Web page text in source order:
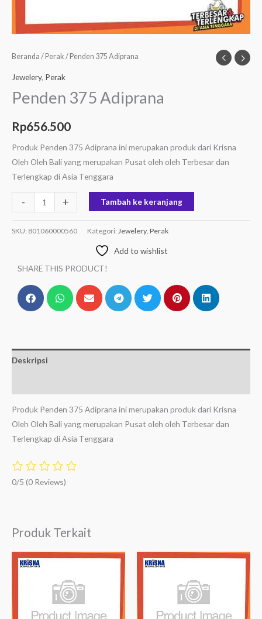
Beranda / Perak / Penden 375 Adiprana
Jewelery, Perak
Penden 375 Adiprana
Rp656.500
Produk Penden 375 Adiprana ini merupakan produk dari Krisna
Oleh Oleh Bali yang merupakan Pusat oleh oleh Terbesar dan
Terlengkap di Asia Tenggara
- + Tambah ke keranjang
SKU: 801060000560 Kategori: Jewelery Perak
Add to wishlist
SHARE THIS PRODUCT!
Deskripsi
Produk Penden 375 Adiprana ini merupakan produk dari Krisna
Oleh Oleh Bali yang merupakan Pusat oleh oleh Terbesar dan
Terlengkap di Asia Tenggara
0/5 (0 Reviews)
Produk Terkait